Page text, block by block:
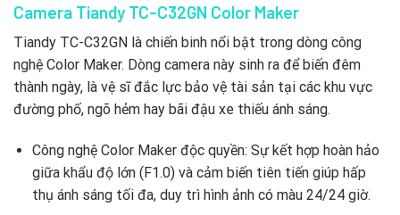
Camera Tiandy TC-C32GN Color Maker
Tiandy TC-C32GN là chiến binh nổi bật trong dòng công
nghệ Color Maker. Dòng camera này sinh ra để biến đêm
thành ngày, là vệ sĩ đắc lực bảo vệ tài sản tại các khu vực
đường phố, ngõ hẻm hay bãi đậu xe thiếu ánh sáng.
Công nghệ Color Maker độc quyền: Sự kết hợp hoàn hảo
giữa khẩu độ lớn (F1.0) và cảm biến tiên tiến giúp hấp
thụ ánh sáng tối đa, duy trì hình ảnh có màu 24/24 giờ.